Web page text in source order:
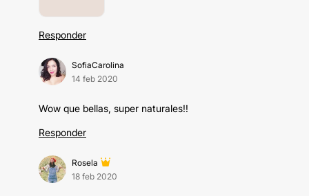
Responder
SofiaCarolina
14 feb 2020
Wow que bellas, super naturales!!
Responder
Rosela
18 feb 2020